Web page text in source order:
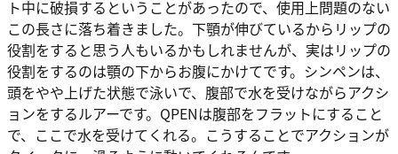
ト中に破損するということがあったので、使用上問題のない
この長さに落ち着きました。下顎が伸びているからリップの
役割をすると思う人もいるかもしれませんが、実はリップの
役割をするのは顎の下からお腹にかけてです。シンペンは、
頭をやや上げた状態で泳いで、腹部で水を受けながらアクシ
ョンをするルアーです。QPENは腹部をフラットにすること
で、ここで水を受けてくれる。こうすることでアクションが